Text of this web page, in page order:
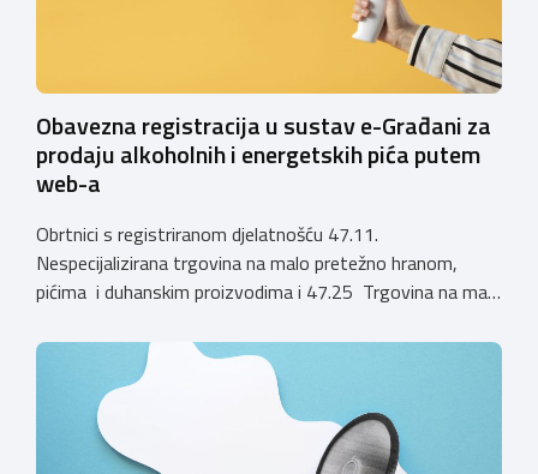
Obavezna registracija u sustav e-Građani za
prodaju alkoholnih i energetskih pića putem
web-a
Obrtnici s registriranom djelatnošću 47.11.
Nespecijalizirana trgovina na malo pretežno hranom,
pićima i duhanskim proizvodima i 47.25 Trgovina na malo
koja sadrže alkohol i energetska pića dužni su uskladiti
svoje poslovne procese i osigurati tehničko rješenje za
vjerodostojnu provjeru punoljetnosti kupca putem
sustava e-Građani ili putem mobilne […]